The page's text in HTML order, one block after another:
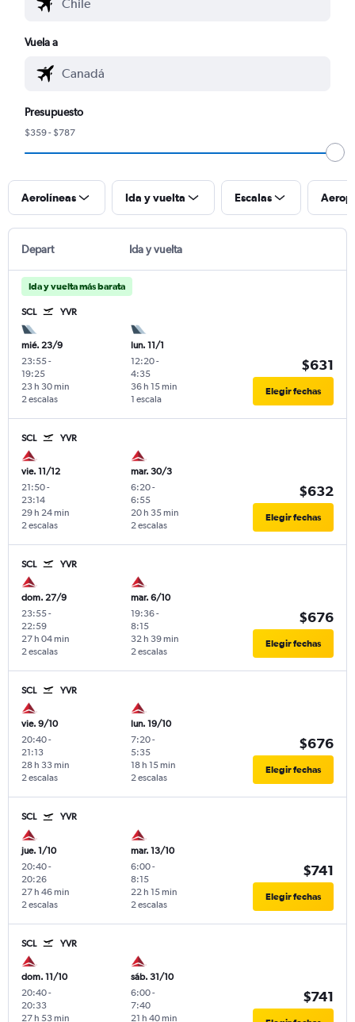
Vuela a
Presupuesto
$359 - $787
Aerolíneas Ida y vuelta Escalas
Depart Ida y vuelta
Ida y vuelta más barata
SCL YVR
mié. 23/9
23:55-
19:25
2 escalas
23 h 30 min
lun. 11/1
12:20-
4:35
1 escala
36 h 15 min
$631
Elegir fechas
SCL YVR
vie. 11/12
21:50-
23:14
2 escalas
29 h 24 min
mar. 30/3
6:20-
6:55
2 escalas
20 h 35 min
$632
Elegir fechas
SCL YVR
dom. 27/9
23:55-
22:59
2 escalas
27 h 04 min
mar. 6/10
19:36-
8:15
2 escalas
32 h 39 min
$676
Elegir fechas
SCL YVR
vie. 9/10
20:40-
21:13
2 escalas
28 h 33 min
lun. 19/10
7:20-
5:35
2 escalas
18 h 15 min
$676
Elegir fechas
SCL YVR
jue. 1/10
20:40-
20:26
2 escalas
27 h 46 min
mar. 13/10
6:00-
8:15
2 escalas
22 h 15 min
$741
Elegir fechas
SCL YVR
dom. 11/10
20:40-
20:33
27 h 53 min
sáb. 31/10
6:00-
7:40
21 h 40 min
$741